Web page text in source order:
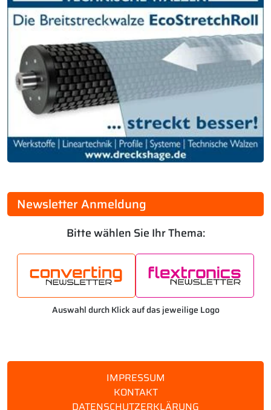
Newsletter Anmeldung
Bitte wählen Sie Ihr Thema:
Auswahl durch Klick auf das jeweilige Logo
IMPRESSUM
KONTAKT
DATENSCHUTZERKLÄRUNG